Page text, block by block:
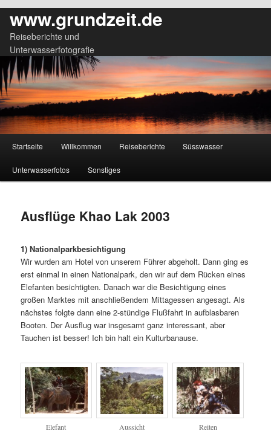
www.grundzeit.de
Reiseberichte und
Unterwasserfotografie
Zum
primären
springen
Zum
sekundären
springen
Startseite Willkommen Reiseberichte Süsswasser
Unterwasserfotos Sonstiges
Ausflüge Khao Lak 2003
1) Nationalparkbesichtigung
Wir wurden am Hotel von unserem Führer abgeholt. Dann ging es
erst einmal in einen Nationalpark, den wir auf dem Rücken eines
Elefanten besichtigten. Danach war die Besichtigung eines
großen Marktes mit anschließendem Mittagessen angesagt. Als
nächstes folgte dann eine 2-stündige Flußfahrt in aufblasbaren
Booten. Der Ausflug war insgesamt ganz interessant, aber
Tauchen ist besser! Ich bin halt ein Kulturbanause.
Elefant Aussicht Reiten